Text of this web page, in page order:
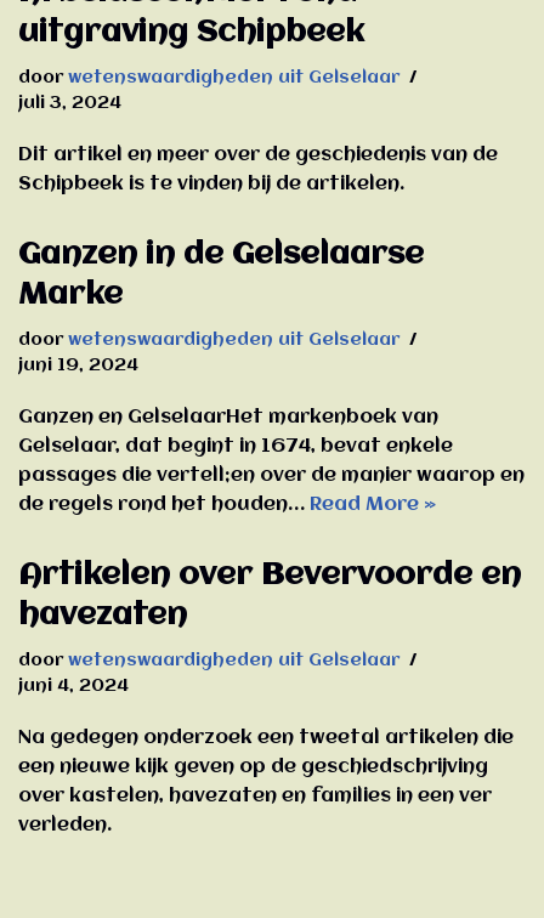
uitgraving Schipbeek
door wetenswaardigheden uit Gelselaar
juli 3, 2024
Dit artikel en meer over de geschiedenis van de
Schipbeek is te vinden bij de artikelen.
Ganzen in de Gelselaarse
Marke
door wetenswaardigheden uit Gelselaar
juni 19, 2024
Ganzen en GelselaarHet markenboek van
Gelselaar, dat begint in 1674, bevat enkele
passages die vertell;en over de manier waarop en
de regels rond het houden… Read More »
Artikelen over Bevervoorde en
havezaten
door wetenswaardigheden uit Gelselaar
juni 4, 2024
Na gedegen onderzoek een tweetal artikelen die
een nieuwe kijk geven op de geschiedschrijving
over kastelen, havezaten en families in een ver
verleden.